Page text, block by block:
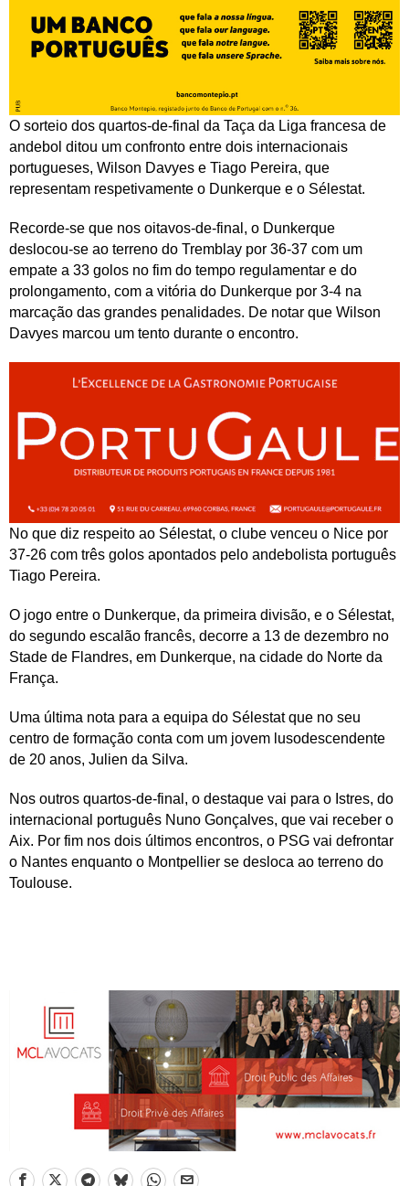
O sorteio dos quartos-de-final da Taça da Liga francesa de
andebol ditou um confronto entre dois internacionais
portugueses, Wilson Davyes e Tiago Pereira, que
representam respetivamente o Dunkerque e o Sélestat.
Recorde-se que nos oitavos-de-final, o Dunkerque
deslocou-se ao terreno do Tremblay por 36-37 com um
empate a 33 golos no fim do tempo regulamentar e do
prolongamento, com a vitória do Dunkerque por 3-4 na
marcação das grandes penalidades. De notar que Wilson
Davyes marcou um tento durante o encontro.
No que diz respeito ao Sélestat, o clube venceu o Nice por
37-26 com três golos apontados pelo andebolista português
Tiago Pereira.
O jogo entre o Dunkerque, da primeira divisão, e o Sélestat,
do segundo escalão francês, decorre a 13 de dezembro no
Stade de Flandres, em Dunkerque, na cidade do Norte da
França.
Uma última nota para a equipa do Sélestat que no seu
centro de formação conta com um jovem lusodescendente
de 20 anos, Julien da Silva.
Nos outros quartos-de-final, o destaque vai para o Istres, do
internacional português Nuno Gonçalves, que vai receber o
Aix. Por fim nos dois últimos encontros, o PSG vai defrontar
o Nantes enquanto o Montpellier se desloca ao terreno do
Toulouse.